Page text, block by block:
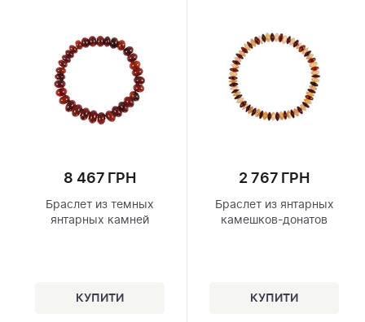
8 467 ГРН
Браслет из темных
янтарных камней
2 767 ГРН
Браслет из янтарных
камешков-донатов